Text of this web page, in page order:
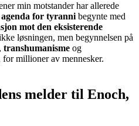
min motstander har allerede
agenda for tyranni begynte med
mot den eksisterende
løsningen, men begynnelsen på
, transhumanisme og
for millioner av mennesker.
melder til Enoch,